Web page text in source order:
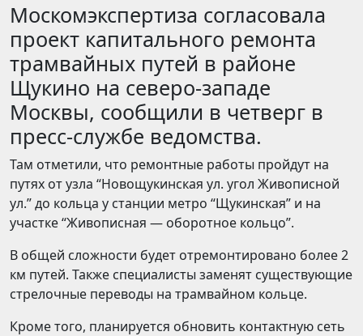
Москомэкспертиза согласовала
проект капитального ремонта
трамвайных путей в районе
Щукино на северо-западе
Москвы, сообщили в четверг в
пресс-службе ведомства.
Там отметили, что ремонтные работы пройдут на
путях от узла “Новощукинская ул. угол Живописной
ул.” до кольца у станции метро “Щукинская” и на
участке “Живописная — оборотное кольцо”.
В общей сложности будет отремонтировано более 2
км путей. Также специалисты заменят существующие
стрелочные переводы на трамвайном кольце.
Кроме того, планируется обновить контактную сеть